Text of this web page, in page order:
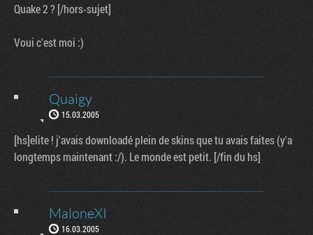
Quake 2 ? [/hors-sujet]
Voui c'est moi :)
Quaigy
15.03.2005
[hs]elite ! j'avais downloadé plein de skins que tu avais faites (y'a
longtemps maintenant :/). Le monde est petit. [/fin du hs]
MaloneXI
16.03.2005